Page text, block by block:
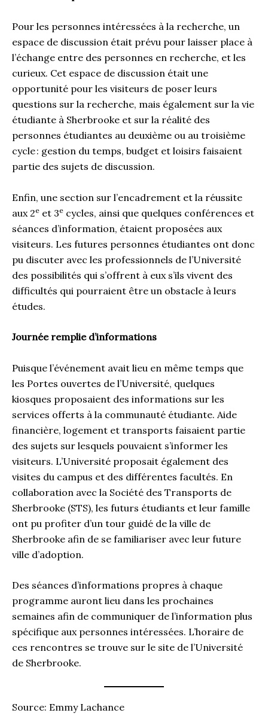
Pour les personnes intéressées à la recherche, un
espace de discussion était prévu pour laisser place à
l’échange entre des personnes en recherche, et les
curieux. Cet espace de discussion était une
opportunité pour les visiteurs de poser leurs
questions sur la recherche, mais également sur la vie
étudiante à Sherbrooke et sur la réalité des
personnes étudiantes au deuxième ou au troisième
cycle : gestion du temps, budget et loisirs faisaient
partie des sujets de discussion.
Enfin, une section sur l’encadrement et la réussite
aux 2e et 3e cycles, ainsi que quelques conférences et
séances d’information, étaient proposées aux
visiteurs. Les futures personnes étudiantes ont donc
pu discuter avec les professionnels de l’Université
des possibilités qui s’offrent à eux s’ils vivent des
difficultés qui pourraient être un obstacle à leurs
études.
Journée remplie d’informations
Puisque l’événement avait lieu en même temps que
les Portes ouvertes de l’Université, quelques
kiosques proposaient des informations sur les
services offerts à la communauté étudiante. Aide
financière, logement et transports faisaient partie
des sujets sur lesquels pouvaient s’informer les
visiteurs. L’Université proposait également des
visites du campus et des différentes facultés. En
collaboration avec la Société des Transports de
Sherbrooke (STS), les futurs étudiants et leur famille
ont pu profiter d’un tour guidé de la ville de
Sherbrooke afin de se familiariser avec leur future
ville d’adoption.
Des séances d’informations propres à chaque
programme auront lieu dans les prochaines
semaines afin de communiquer de l’information plus
spécifique aux personnes intéressées. L’horaire de
ces rencontres se trouve sur le site de l’Université
de Sherbrooke.
Source: Emmy Lachance